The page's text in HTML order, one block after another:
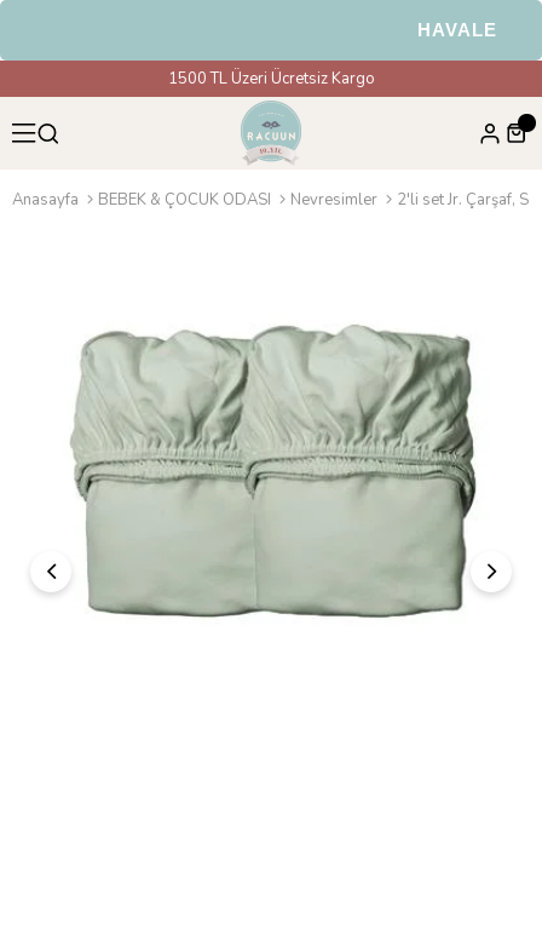
HAVALE &
1500 TL Üzeri Ücretsiz Kargo
Anasayfa BEBEK & ÇOCUK ODASI Nevresimler 2'li set Jr. Çarşaf,